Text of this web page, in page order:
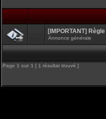
[IMPORTANT]
Annonce générale
Page 1 sur 1 [ 1 résultat trouvé ]